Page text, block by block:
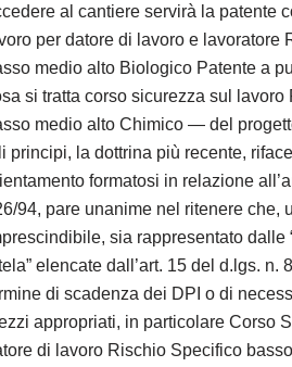
al cantiere servirà la patente
per datore di lavoro e lavoratore
medio alto Biologico Patente a
si tratta corso sicurezza sul
medio alto Chimico — del
principi, la dottrina più recente,
formatosi in relazione
94, pare unanime nel ritenere che,
sia rappresentato dalle
elencate dall’art. 15 del d.lgs. n.
di scadenza dei DPI o di
appropriati, in particolare Corso
di lavoro Rischio Specifico